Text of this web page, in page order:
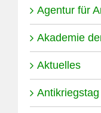
Agentur für
Akademie
Aktuelles
Antikriegstag